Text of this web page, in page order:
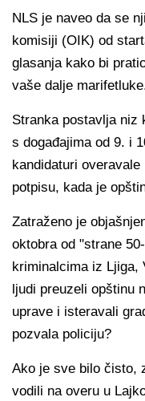
NLS je naveo da se
komisiji (OIK) od
glasanja kako bi
vaše dalje
Stranka postavlja niz
s događajima od 9. i
kandidaturi
potpisu, kada je
Zatraženo je
oktobra od "strane
kriminalcima iz Ljiga,
ljudi preuzeli opštinu
uprave i isteravali
pozvala policiju?
Ako je sve bilo čisto,
vodili na overu u